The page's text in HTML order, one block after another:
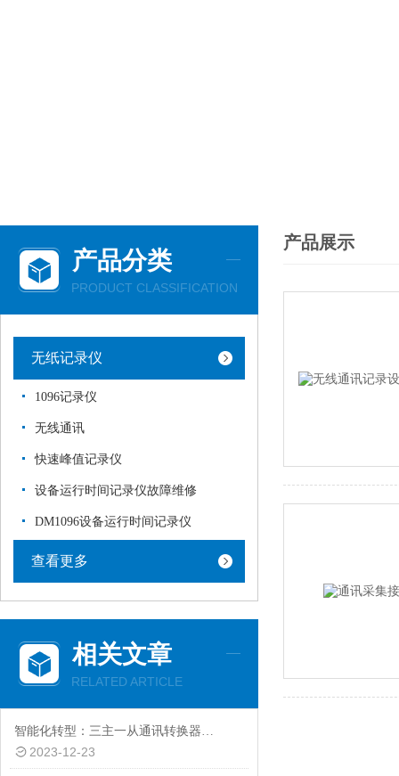
产品分类
PRODUCT CLASSIFICATION
无纸记录仪
1096记录仪
无线通讯
快速峰值记录仪
设备运行时间记录仪故障维修
DM1096设备运行时间记录仪
查看更多
相关文章
RELATED ARTICLE
智能化转型：三主一从通讯转换器助力工业设备互联互通
2023-12-23
产品展示